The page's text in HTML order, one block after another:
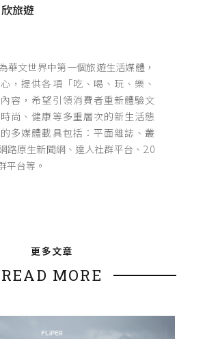
欣旅遊
華文世界中第一個旅遊生活媒體，
，提供各項「吃、喝、玩、樂、
容，希望引領消費者重新體驗文
尚、健康等多重層次的新生活態
多媒體載具包括：平面雜誌、叢
路原生新聞網、達人社群平台、2.0
平台等。
更多文章
READ MORE